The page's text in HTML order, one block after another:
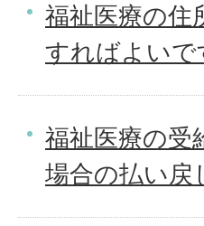
福祉医療の住
すればよいで
福祉医療の受
場合の払い戻